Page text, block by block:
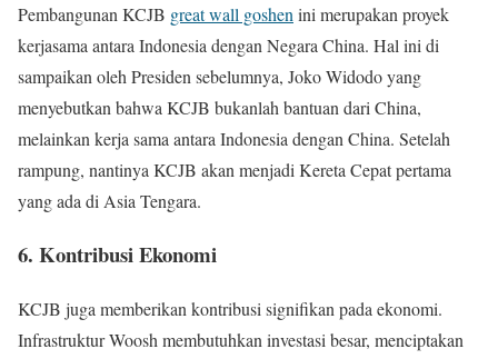
Pembangunan KCJB great wall goshen ini merupakan proyek
kerjasama antara Indonesia dengan Negara China. Hal ini di
sampaikan oleh Presiden sebelumnya, Joko Widodo yang
menyebutkan bahwa KCJB bukanlah bantuan dari China,
melainkan kerja sama antara Indonesia dengan China. Setelah
rampung, nantinya KCJB akan menjadi Kereta Cepat pertama
yang ada di Asia Tengara.
6. Kontribusi Ekonomi
KCJB juga memberikan kontribusi signifikan pada ekonomi.
Infrastruktur Woosh membutuhkan investasi besar, menciptakan